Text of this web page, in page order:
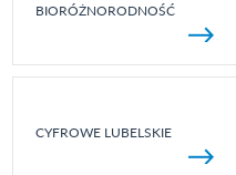
BIORÓŻNORODNOŚĆ
CYFROWE LUBELSKIE